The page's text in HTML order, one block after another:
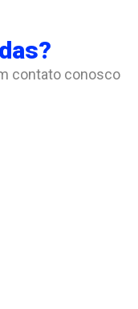
contato conosco